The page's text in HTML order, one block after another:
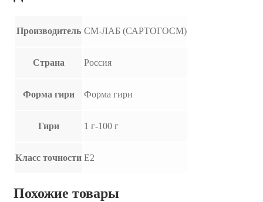
Производитель СМ-ЛАБ (САРТОГОСМ)
Страна Россия
Форма гири Форма гири
Гири 1 г-100 г
Класс точности E2
Похожие товары